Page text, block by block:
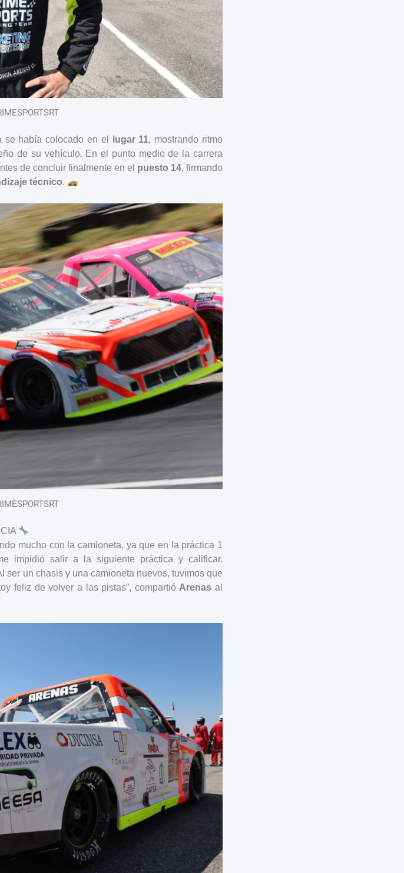
se había colocado en el lugar 11, mostrando ritmo
de su vehículo. En el punto medio de la carrera
de concluir finalmente en el puesto 14, firmando
técnico.
mucho con la camioneta, ya que en la práctica 1
impidió salir a la siguiente práctica y calificar.
ser un chasis y una camioneta nuevos, tuvimos que
feliz de volver a las pistas”, compartió Arenas al